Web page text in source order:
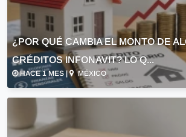
¿POR QUÉ CAMBIA EL MONTO DE
CRÉDITOS INFONAVIT? LO Q...
HACE 1 MES | MÉXICO